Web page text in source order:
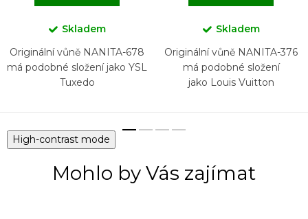
Skladem
Originální vůně NANITA-678
má podobné složení jako YSL
Tuxedo
Skladem
Originální vůně NANITA-376
má podobné složení
jako Louis Vuitton
High-contrast mode
Mohlo by Vás zajímat